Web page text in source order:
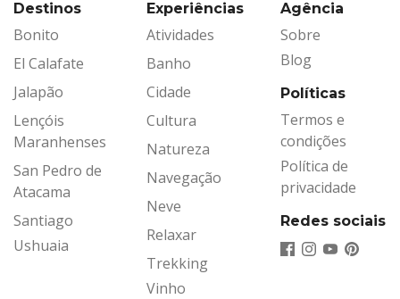
Destinos
Bonito
El Calafate
Jalapão
Lençóis
Maranhenses
San Pedro de
Atacama
Santiago
Ushuaia
Experiências
Atividades
Banho
Cidade
Cultura
Natureza
Navegação
Neve
Relaxar
Trekking
Vinho
Agência
Sobre
Blog
Políticas
Termos e
condições
Política de
privacidade
Redes sociais